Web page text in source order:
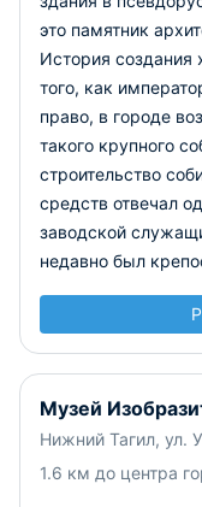
это памятник
История создания
того, как
право, в городе
такого крупного
строительство
средств отвечал
заводской
недавно был
Музей
Нижний Тагил, ул.
1.6 км до центра